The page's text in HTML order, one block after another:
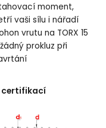
moment,
vaši sílu i nářadí
vrutu na TORX 15
prokluz při
certifikací